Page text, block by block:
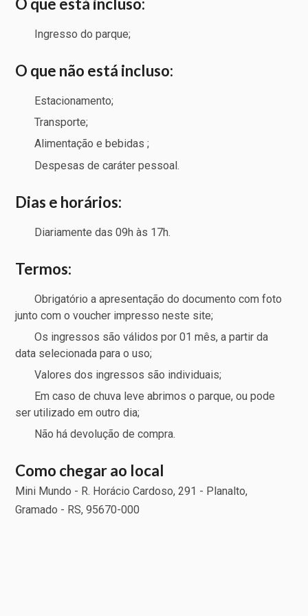
O que está incluso:
Ingresso do parque;
O que não está incluso:
Estacionamento;
Transporte;
Alimentação e bebidas ;
Despesas de caráter pessoal.
Dias e horários:
Diariamente das 09h às 17h.
Termos:
Obrigatório a apresentação do documento com foto
junto com o voucher impresso neste site;
Os ingressos são válidos por 01 mês, a partir da
data selecionada para o uso;
Valores dos ingressos são individuais;
Em caso de chuva leve abrimos o parque, ou pode
ser utilizado em outro dia;
Não há devolução de compra.
Como chegar ao local
Mini Mundo - R. Horácio Cardoso, 291 - Planalto,
Gramado - RS, 95670-000